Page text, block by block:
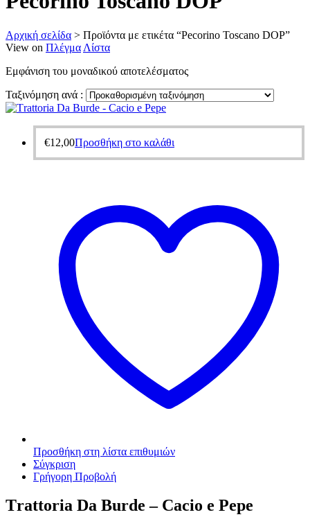
Αρχική σελίδα > Προϊόντα με ετικέτα “Pecorino Toscano DOP”
View on Πλέγμα Λίστα
Εμφάνιση του μοναδικού αποτελέσματος
Ταξινόμηση ανά :
€12,00Προσθήκη στο καλάθι
Προσθήκη στη λίστα επιθυμιών
Σύγκριση
Γρήγορη Προβολή
Τrattoria Da Burde – Cacio e Pepe